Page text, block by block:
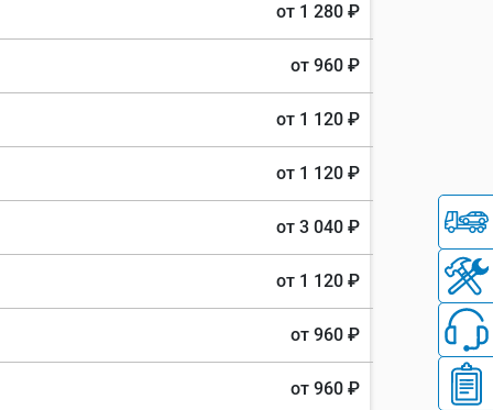
от 1 280 ₽
от 960 ₽
от 1 120 ₽
от 1 120 ₽
от 3 040 ₽
от 1 120 ₽
от 960 ₽
от 960 ₽